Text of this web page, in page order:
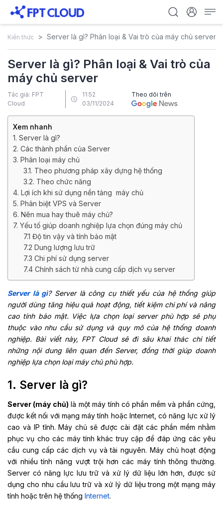
Kiến thức Server là gì? Phân loại & Vai trò của máy chủ server
Server là gì? Phân loại & Vai trò của
máy chủ server
Tác giả: FPT
Cloud
11:52
03/11/2024
Theo dõi trên
Xem nhanh
1. Server là gì?
2. Các thành phần của Server
3. Phân loại máy chủ
3.1. Theo phương pháp xây dựng hệ thống
3.2. Theo chức năng
4. Lợi ích khi sử dụng nền tảng máy chủ
5. Phân biệt VPS và Server
6. Nên mua hay thuê máy chủ?
7. Yếu tố giúp doanh nghiệp lựa chọn đúng máy chủ
7.1 Độ tin vậy và tính bảo mật
7.2 Dung lượng lưu trữ
7.3 Chi phí sử dụng server
7.4 Chính sách từ nhà cung cấp dịch vụ server
Server là gì? Server là công cụ thiết yếu của hệ thống giúp
người dùng tăng hiệu quả hoạt động, tiết kiệm chi phí và nâng
cao tính bảo mật. Việc lựa chọn loại server phù hợp sẽ phụ
thuộc vào nhu cầu sử dụng và quy mô của hệ thống doanh
nghiệp. Bài viết này, FPT Cloud sẽ đi sâu khai thác chi tiết
những nội dung liên quan đến Server, đồng thời giúp doanh
nghiệp lựa chọn loại máy chủ phù hợp.
1. Server là gì?
Server (máy chủ) là một máy tính có phần mềm và phần cứng,
được kết nối với mạng máy tính hoặc Internet, có năng lực xử lý
cao và IP tĩnh. Máy chủ sẽ được cài đặt các phần mềm nhằm
phục vụ cho các máy tính khác truy cập để đáp ứng các yêu
cầu cung cấp các dịch vụ và tài nguyên. Máy chủ hoạt động
với nhiều tính năng vượt trội hơn các máy tính thông thường.
Server có năng lực lưu trữ và xử lý dữ liệu lớn hơn, được sử
dụng cho nhu cầu lưu trữ và xử lý dữ liệu trong một mạng máy
tính hoặc trên hệ thống Internet.